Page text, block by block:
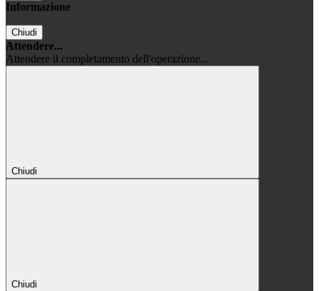
Informazione
Chiudi
Attendere...
Attendere il completamento dell'operazione...
Chiudi
Chiudi